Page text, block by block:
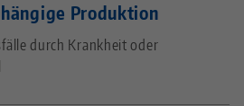
Produktion
durch Krankheit oder